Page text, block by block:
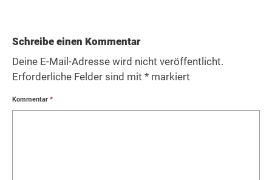
Schreibe einen Kommentar
Deine E-Mail-Adresse wird nicht veröffentlicht.
Erforderliche Felder sind mit * markiert
Kommentar *